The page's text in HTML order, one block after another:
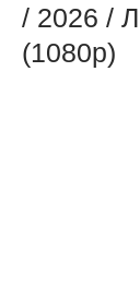
/ 2026 /
(1080p)